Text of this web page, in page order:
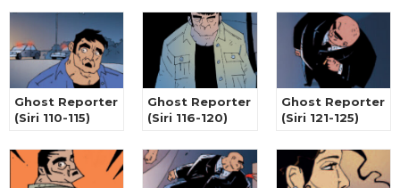
Ghost Reporter
(Siri 110-115)
Ghost Reporter
(Siri 116-120)
Ghost Reporter
(Siri 121-125)